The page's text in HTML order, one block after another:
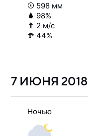
598 мм
98%
2 м/с
44%
7 ИЮНЯ 2018
Ночью